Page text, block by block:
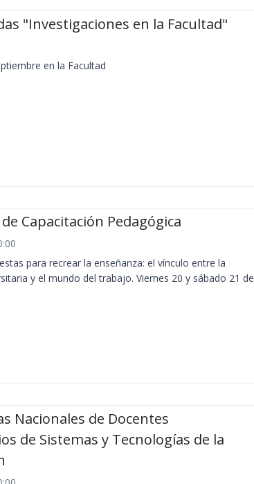
"Investigaciones en la Facultad"
en la Facultad
Capacitación Pedagógica
para recrear la enseñanza: el vínculo entre la
y el mundo del trabajo. Viernes 20 y sábado 21 de
Nacionales de Docentes
de Sistemas y Tecnologías de la